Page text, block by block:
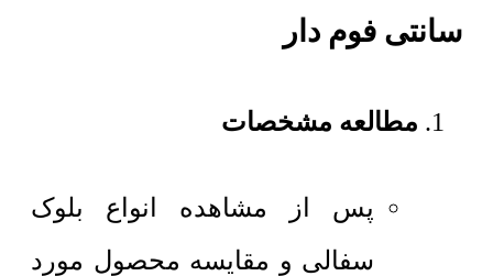
سانتی فوم دار
مطالعه مشخصات
پس از مشاهده انواع بلوک
سفالی و مقایسه محصول مورد